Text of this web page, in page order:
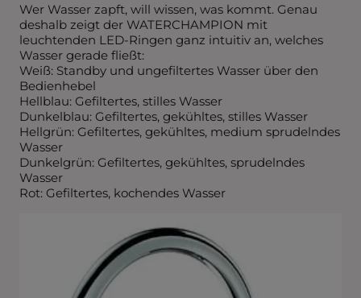
Wer Wasser zapft, will wissen, was kommt. Genau
deshalb zeigt der WATERCHAMPION mit
leuchtenden LED-Ringen ganz intuitiv an, welches
Wasser gerade fließt:
Weiß: Standby und ungefiltertes Wasser über den
Bedienhebel
Hellblau: Gefiltertes, stilles Wasser
Dunkelblau: Gefiltertes, gekühltes, stilles Wasser
Hellgrün: Gefiltertes, gekühltes, medium sprudelndes
Wasser
Dunkelgrün: Gefiltertes, gekühltes, sprudelndes
Wasser
Rot: Gefiltertes, kochendes Wasser